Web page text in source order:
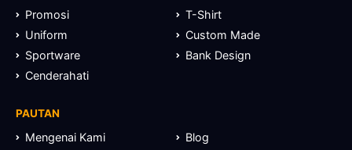
Promosi
T-Shirt
Uniform
Custom Made
Sportware
Bank Design
Cenderahati
PAUTAN
Mengenai Kami
Blog